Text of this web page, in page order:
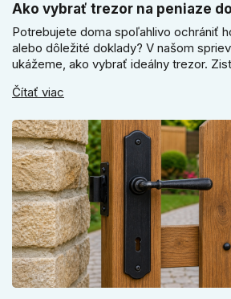
Ako vybrať trezor na peniaze
Potrebujete doma spoľahlivo ochrániť
alebo dôležité doklady? V našom
ukážeme, ako vybrať ideálny trezor.
kľúčové jeho správne ukotvenie.
Čítať viac